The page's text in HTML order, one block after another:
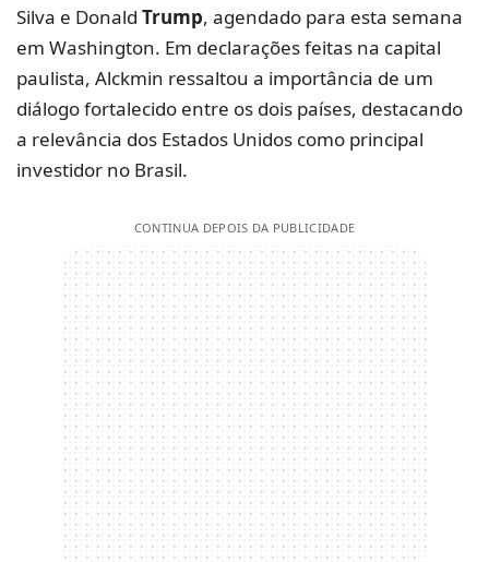
Silva e Donald Trump, agendado para esta semana
em Washington. Em declarações feitas na capital
paulista, Alckmin ressaltou a importância de um
diálogo fortalecido entre os dois países, destacando
a relevância dos Estados Unidos como principal
investidor no Brasil.
CONTINUA DEPOIS DA PUBLICIDADE